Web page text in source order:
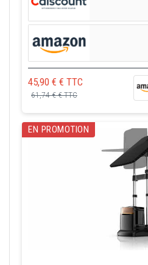
45,90 € € TTC
61,74 € € TTC
EN PROMOTION